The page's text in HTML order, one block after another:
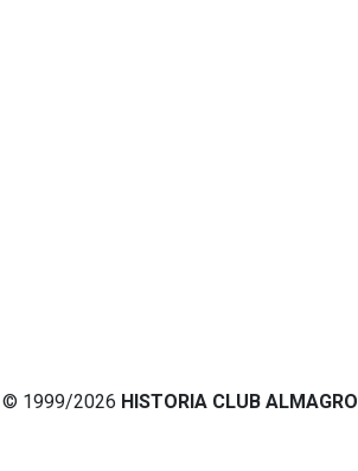
© 1999/2026 HISTORIA CLUB ALMAGRO